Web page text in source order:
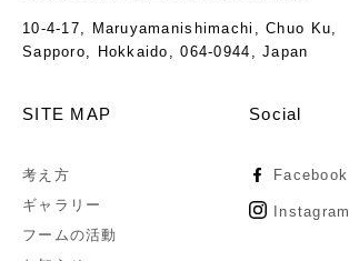
10-4-17, Maruyamanishimachi, Chuo Ku,
Sapporo, Hokkaido, 064-0944, Japan
SITE MAP
考え方
ギャラリー
フームの活動
Social
Facebook
Instagram